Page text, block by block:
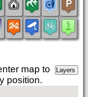
map to
position.